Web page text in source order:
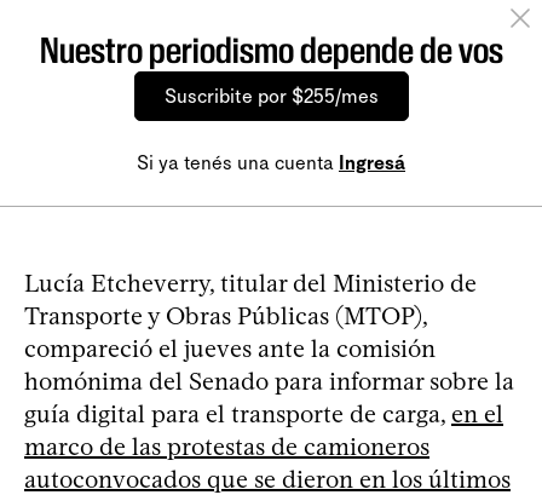
Nuestro periodismo depende de vos
Suscribite por $255/mes
Si ya tenés una cuenta Ingresá
Lucía Etcheverry, titular del Ministerio de
Transporte y Obras Públicas (MTOP),
compareció el jueves ante la comisión
homónima del Senado para informar sobre la
guía digital para el transporte de carga, en el
marco de las protestas de camioneros
autoconvocados que se dieron en los últimos